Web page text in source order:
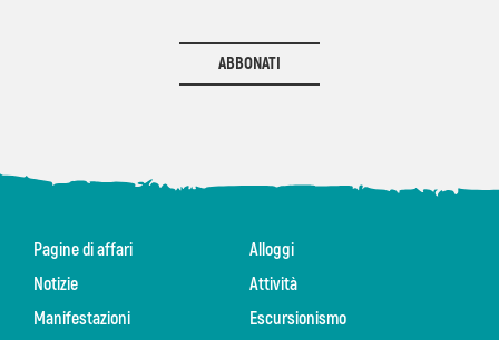
ABBONATI
Pagine di affari
Notizie
Manifestazioni
Alloggi
Attività
Escursionismo